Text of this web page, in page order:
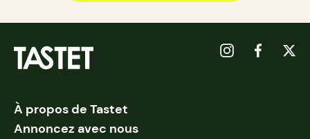
À propos de Tastet
Annoncez avec nous